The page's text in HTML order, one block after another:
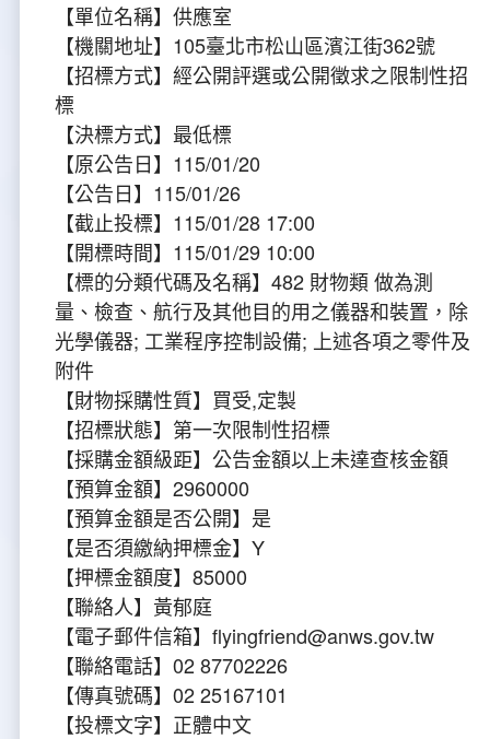
五十週年紀念影片
五十週年紀念專刊
回顧照片展
近10年活動成果及花絮
新聞稿
臺慶茶會照片及花絮
新聞報導
如何加入我們
服務進化史
安全管理介紹
安全管理進化史
民意論壇
問卷調查
航空氣象曙暮光資訊
雙語詞彙
無障礙服務
無障礙設施
辦公室樓層分配圖
交通部暨所屬機關
國內機場
航空公司
飛航服務相關網站
宣導網站
設計概念
建築工程
塔臺自動化系統
公共藝術設置
其他
法律、法規及行政規則
行政指導有關文書
施政計畫
業務統計
研究報告
公務出國報告
預算與決算書
請願之處理結果及訴願之決定
公共工程採購契約
支付或接受補助金
對外關係文書
條約
內部控制制度
線上申辦表單下載
為民服務考核專區
提升服務品質執行辦法
績效業務實施計畫
推行電話禮貌運動實施計畫
執行績效
問卷調查結果
性別平等專區
相關法規
CEDAW專區
相關解釋
相關連結
性別統計
性別宣導及文件下載
性別平等工作小組及會議紀錄
檔案管理專區
機關檔案目錄查詢
檔案法令規章
檔案年度計畫
檔案應用服務
學習與分享
飛航服務回顧
檔案相關連結
申請閱覽政府資訊或卷宗作業規定
政風園地
政風宣導
廉政會報專區
陽光法案專區
廉政熱線
政風電子報
公共藝術專區
行政作業專區
新進同仁表格填寫
【單位名稱】供應室
【機關地址】105臺北市松山區濱江街362號
【招標方式】經公開評選或公開徵求之限制性招
標
【決標方式】最低標
【原公告日】115/01/20
【公告日】115/01/26
【截止投標】115/01/28 17:00
【開標時間】115/01/29 10:00
【標的分類代碼及名稱】482 財物類 做為測
量、檢查、航行及其他目的用之儀器和裝置，除
光學儀器; 工業程序控制設備; 上述各項之零件及
附件
【財物採購性質】買受,定製
【招標狀態】第一次限制性招標
【採購金額級距】公告金額以上未達查核金額
【預算金額】2960000
【預算金額是否公開】是
【是否須繳納押標金】Y
【押標金額度】85000
【聯絡人】黃郁庭
【電子郵件信箱】flyingfriend@anws.gov.tw
【聯絡電話】02 87702226
【傳真號碼】02 25167101
【投標文字】正體中文